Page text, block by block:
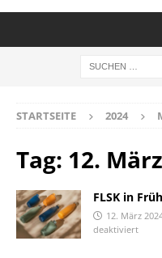
STARTSEITE 2024
Tag: 12.
FLSK in
12. März
deaktiviert